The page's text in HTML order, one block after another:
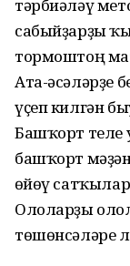
тәрбиәләү
сабыйҙарҙы
тормоштоң
Ата-әсәләрҙе
үҫеп килгән
Башҡорт теле
башҡорт
һөйөү
Ололарҙы
төшөнсәләре